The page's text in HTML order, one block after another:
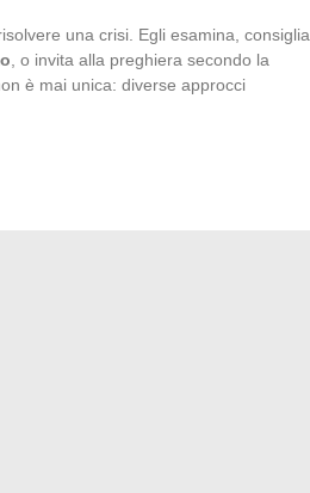
una crisi. Egli esamina, consiglia,
, o invita alla preghiera secondo la
è mai unica: diverse approcci